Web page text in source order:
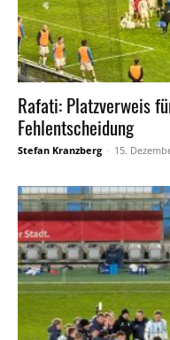
Rafati: Platzverweis
Fehlentscheidung
Stefan Kranzberg - 15.